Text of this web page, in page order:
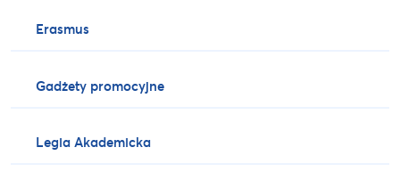
Erasmus
Gadżety promocyjne
Legia Akademicka